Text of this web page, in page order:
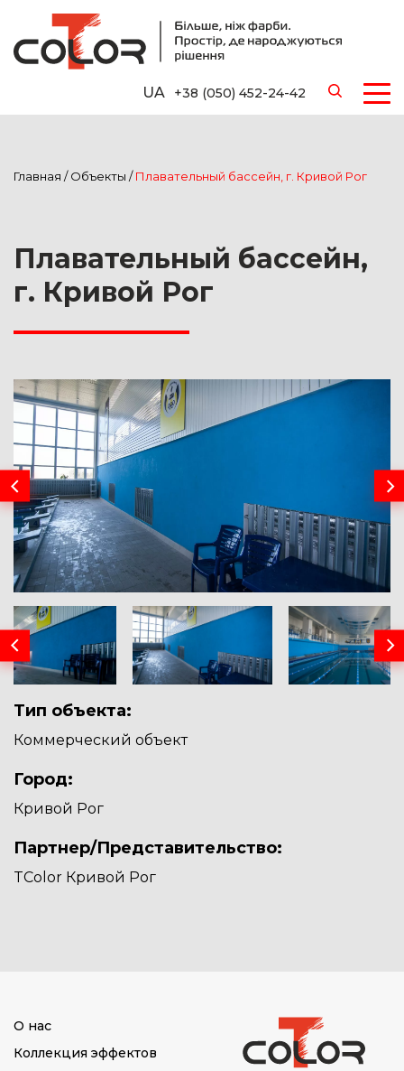
UA +38 (050) 452-24-42
Главная /Объекты /Плавательный бассейн, г. Кривой Рог
Плавательный бассейн,
г. Кривой Рог
Тип объекта:
Коммерческий объект
Город:
Кривой Рог
Партнер/Представительство:
TColor Кривой Рог
О нас
Коллекция эффектов